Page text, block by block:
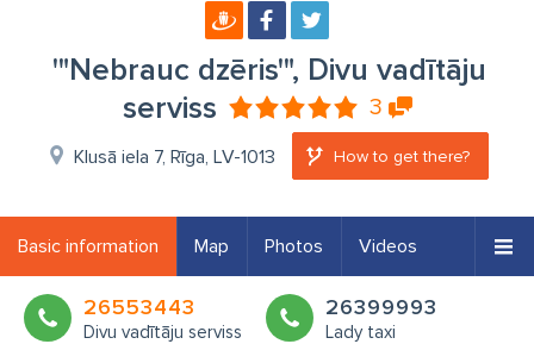
'"Nebrauc dzēris'", Divu vadītāju
serviss
3
Klusā iela 7, Rīga, LV-1013 How to get there?
Basic information Map Photos Videos
26553443
Divu vadītāju serviss
26399993
Lady taxi